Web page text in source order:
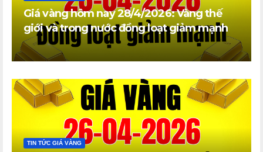
Giá vàng hôm nay 28/4/2026: Vàng thế
giới và trong nước đồng loạt giảm mạnh
TIN TỨC GIÁ VÀNG